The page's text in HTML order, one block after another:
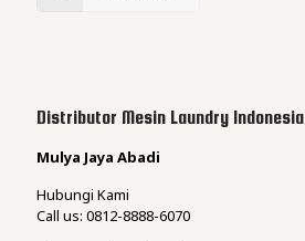
Distributor Mesin Laundry Indonesia
Mulya Jaya Abadi
Hubungi Kami
Call us: 0812-8888-6070